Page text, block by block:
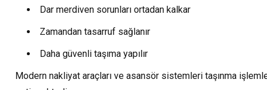
Dar merdiven sorunları ortadan kalkar
Zamandan tasarruf sağlanır
Daha güvenli taşıma yapılır
Modern nakliyat araçları ve asansör sistemleri taşınma